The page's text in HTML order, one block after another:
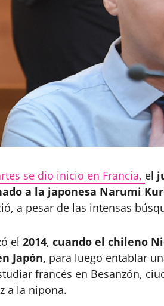
se dio inicio en Francia, el
a la japonesa Narumi
a pesar de las intensas
el 2014, cuando el chileno
Japón, para luego entablar
francés en Besanzón,
a la nipona.